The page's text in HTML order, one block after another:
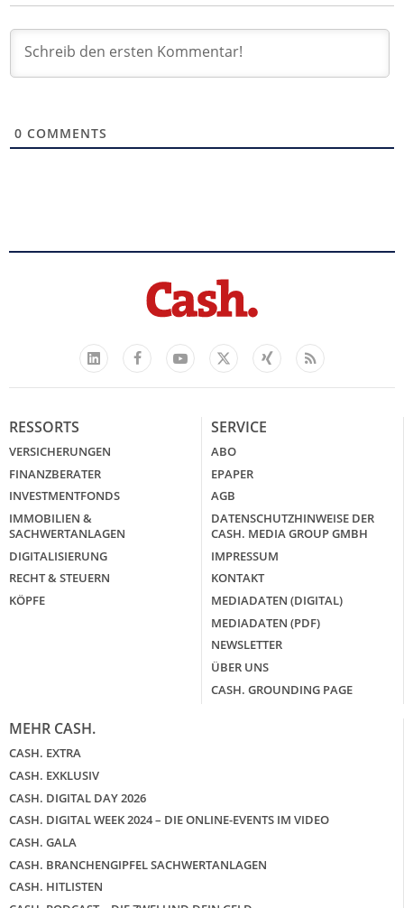
0 COMMENTS
LinkedIn
FacebookYouTube
X
Xing Feed
RESSORTS
VERSICHERUNGEN
FINANZBERATER
INVESTMENTFONDS
IMMOBILIEN &
SACHWERTANLAGEN
DIGITALISIERUNG
RECHT & STEUERN
KÖPFE
SERVICE
ABO
EPAPER
AGB
DATENSCHUTZHINWEISE DER
CASH. MEDIA GROUP GMBH
IMPRESSUM
KONTAKT
MEDIADATEN (DIGITAL)
MEDIADATEN (PDF)
NEWSLETTER
ÜBER UNS
CASH. GROUNDING PAGE
MEHR CASH.
CASH. EXTRA
CASH. EXKLUSIV
CASH. DIGITAL DAY 2026
CASH. DIGITAL WEEK 2024 – DIE ONLINE-EVENTS IM VIDEO
CASH. GALA
CASH. BRANCHENGIPFEL SACHWERTANLAGEN
CASH. HITLISTEN